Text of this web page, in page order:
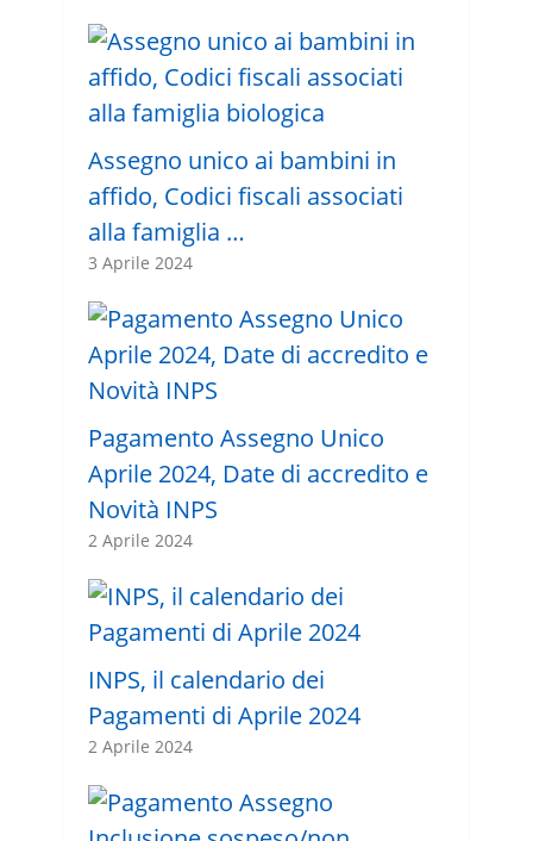
Assegno unico ai bambini in
affido, Codici fiscali associati
alla famiglia …
3 Aprile 2024
Pagamento Assegno Unico
Aprile 2024, Date di accredito e
Novità INPS
2 Aprile 2024
INPS, il calendario dei
Pagamenti di Aprile 2024
2 Aprile 2024